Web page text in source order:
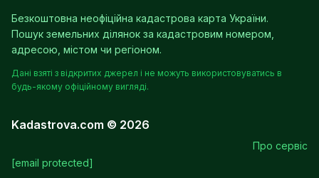
Безкоштовна неофіційна кадастрова карта України.
Пошук земельних ділянок за кадастровим номером,
адресою, містом чи регіоном.
Дані взяті з відкритих джерел і не можуть використовуватись в
будь-якому офіційному вигляді.
Kadastrova.com © 2026
Про сервіс
[email protected]